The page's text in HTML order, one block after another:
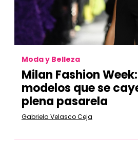
Moda y Belleza
Milan Fashion
modelos que se
plena pasarela
Gabriela Velasco Ceja